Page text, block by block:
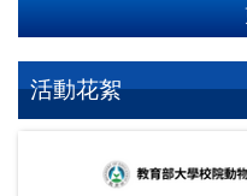
活動花絮